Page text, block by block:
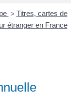
> Titres, cartes de
étranger en France